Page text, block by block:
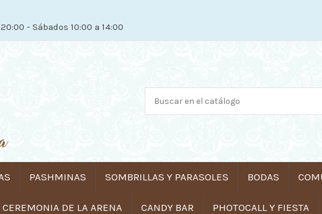
- Sábados 10:00 a 14:00
PASHMINAS SOMBRILLAS Y PARASOLES BODAS
CEREMONIA DE LA ARENA CANDY BAR PHOTOCALL Y FIESTA